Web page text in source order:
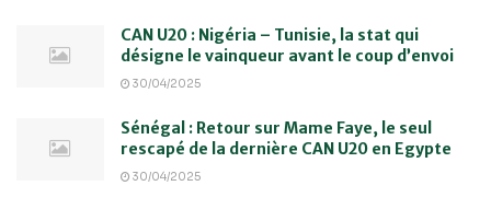
CAN U20 : Nigéria – Tunisie, la stat qui
désigne le vainqueur avant le coup d’envoi
30/04/2025
Sénégal : Retour sur Mame Faye, le seul
rescapé de la dernière CAN U20 en Egypte
30/04/2025